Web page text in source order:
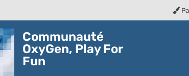
Communauté
OxyGen, Play For
Fun